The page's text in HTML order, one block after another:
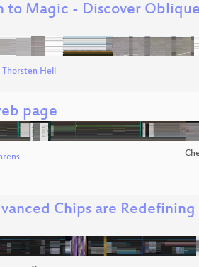
Magic - Discover
Thorsten Hell
page
Chips are Redefining